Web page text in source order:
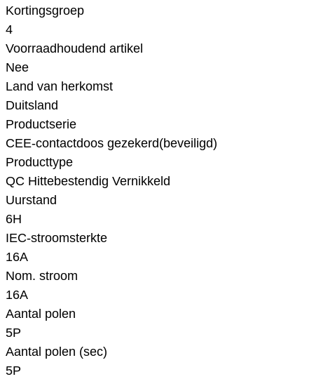
Kortingsgroep
4
Voorraadhoudend artikel
Nee
Land van herkomst
Duitsland
Productserie
CEE-contactdoos gezekerd(beveiligd)
Producttype
QC Hittebestendig Vernikkeld
Uurstand
6H
IEC-stroomsterkte
16A
Nom. stroom
16A
Aantal polen
5P
Aantal polen (sec)
5P